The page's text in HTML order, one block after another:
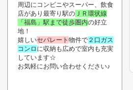
周辺にコンビニやスーパー、飲食
店があり最寄り駅の ＪＲ環状線
「福島」駅まで徒歩圏内の好立
地！
嬉しいセパレート 物件で ２口ガス
コンロ に収納も広めで室内も充実
しています☆
お気軽にお問い合わせください♪